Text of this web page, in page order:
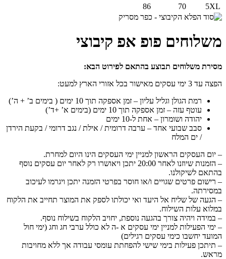
5XL
70
86
משלוחים פופ אפ קיבוצי
מסירת משלוחים תבוצע בהתאם לפירוט הבא:
הפצה עד 3 ימי עסקים מאישור בכל אזורי הארץ למעט:
רמת הגולן וגליל עליון – זמן אספקה תוך 10 ימים ( בימים ב’ + ה’)
עוטף עזה – זמן אספקה תוך 10 ימים (בימים א’ +ד’)
יהודה ושומרון – אחת ל-10 ימים
סבב שבועי אחד – ערבה דרומית / אילת / נגב דרומי / בקעת הירדן
/ ים המלח
– יום העסקים הראשון למניין ימי העסקים הינו היום למחרת.
– הזמנות שיוזנו לאחר 20:00 יתכן ויאושרו רק לאחר יום עסקים נוסף
בהתאם לשיקולנו.
– רישום פרטים שגויים ו/או חוסר בפרטי הזמנה יתכן ויגרמו לעיכוב
במסירתה.
– הגעה של שליח אל היעד ואי יכולתו לספק את המוצר תחייב את הלקוח
במלוא עלות השילוח.
– במידה ויהיה צורך בהגעה נוספת, יחויב הלקוח בשילוח נוסף.
– ימי הפעילות למניין ימי עסקים א -ה לא כולל ערבי חג וחג (ימי חול
המועד יחשבו כימי עסקים רגילים)
– תיתכן פעילות בימי שישי להפחתת עומסי עבודה אך ללא מחויבות
מראש.